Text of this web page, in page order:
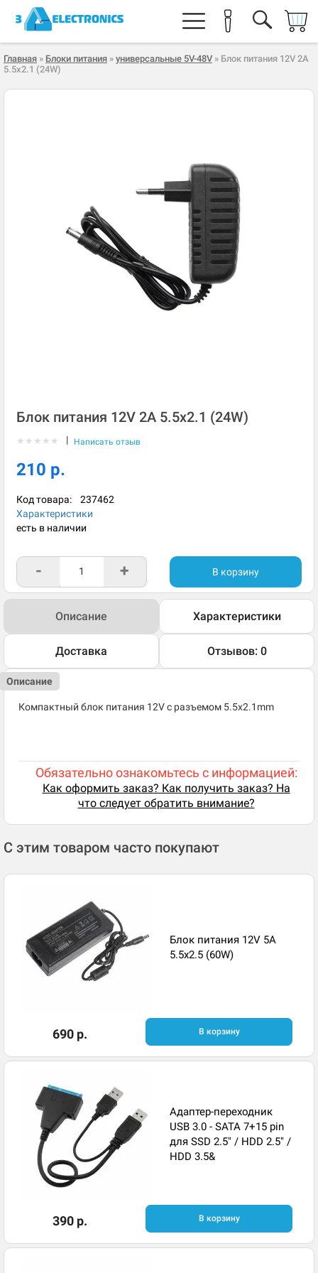
Главная » Блоки питания » универсальные 5V-48V » Блок питания 12V 2A
5.5x2.1 (24W)
Блок питания 12V 2A 5.5x2.1 (24W)
★ ★ ★ ★ ★ | Написать отзыв
210 р.
Код товара: 237462
Характеристики
есть в наличии
- + В корзину
Описание Характеристики
Доставка Отзывов: 0
Описание
Компактный блок питания 12V с разъемом 5.5x2.1mm
Обязательно ознакомьтесь с информацией:
Как оформить заказ? Как получить заказ? На
что следует обратить внимание?
С этим товаром часто покупают
Блок питания 12V 5A
5.5x2.5 (60W)
690 р. В корзину
Адаптер-переходник
USB 3.0 - SATA 7+15 pin
для SSD 2.5" / HDD 2.5" /
HDD 3.5&
390 р. В корзину